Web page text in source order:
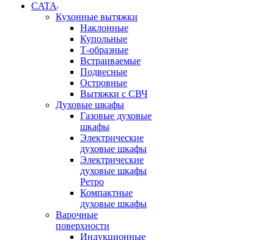
CATA
Кухонные вытяжки
Наклонные
Купольные
Т-образные
Встраиваемые
Подвесные
Островные
Вытяжки с СВЧ
Духовые шкафы
Газовые духовые
шкафы
Электрические
духовые шкафы
Электрические
духовые шкафы
Ретро
Компактные
духовые шкафы
Варочные
поверхности
Индукционные